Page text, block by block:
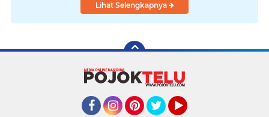
Lihat Selengkapnya